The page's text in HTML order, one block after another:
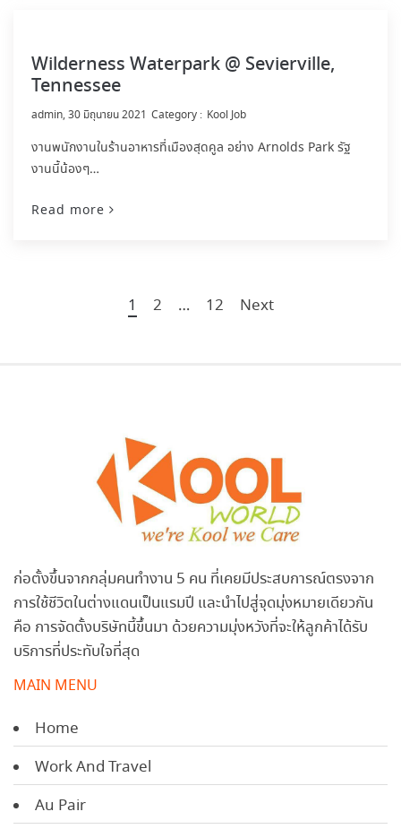
Wilderness Waterpark @ Sevierville,
Tennessee
by
admin 30 มิถุนายน 2021 Kool Job
งานพนักงานในร้านอาหารที่เมืองสุดคูล อย่าง Arnolds Park รัฐ
งานนี้น้องๆ…
Read more
1 2 … 12 Next
ก่อตั้งขึ้นจากกลุ่มคนทำงาน 5 คน ที่เคยมีประสบการณ์ตรงจาก
การใช้ชีวิตในต่างแดนเป็นแรมปี และนำไปสู่จุดมุ่งหมายเดียวกัน
คือ การจัดตั้งบริษัทนี้ขึ้นมา ด้วยความมุ่งหวังที่จะให้ลูกค้าได้รับ
บริการที่ประทับใจที่สุด
MAIN MENU
Home
Work And Travel
Au Pair